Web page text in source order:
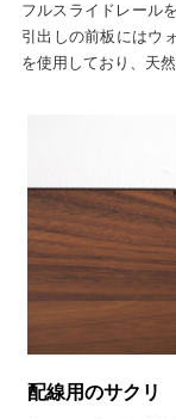
フルスライドレール
引出しの前板にはウ
を使用しており、天
配線用のサクリ